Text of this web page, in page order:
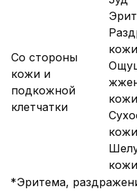
Со стороны
кожи и
подкожной
клетчатки
кожи
кожи
*Эритема,